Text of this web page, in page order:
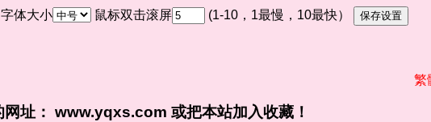
字体大小 鼠标双击滚屏 (1-10，1最慢，10最快）
繁
网址： www.yqxs.com 或把本站加入收藏！